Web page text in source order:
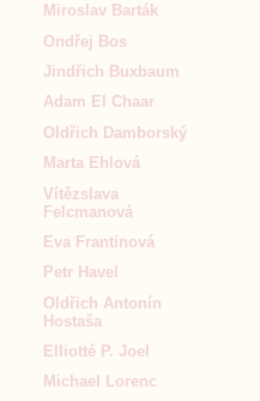
Miroslav Barták
Ondřej Bos
Jindřich Buxbaum
Adam El Chaar
Oldřich Damborský
Marta Ehlová
Vítězslava
Felcmanová
Eva Frantinová
Petr Havel
Oldřich Antonín
Hostaša
Elliotté P. Joel
Michael Lorenc